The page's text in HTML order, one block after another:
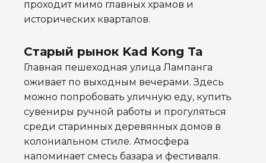
проходит мимо главных храмов и
исторических кварталов.
Старый рынок Kad Kong Ta
Главная пешеходная улица Лампанга
оживает по выходным вечерами. Здесь
можно попробовать уличную еду, купить
сувениры ручной работы и прогуляться
среди старинных деревянных домов в
колониальном стиле. Атмосфера
напоминает смесь базара и фестиваля.